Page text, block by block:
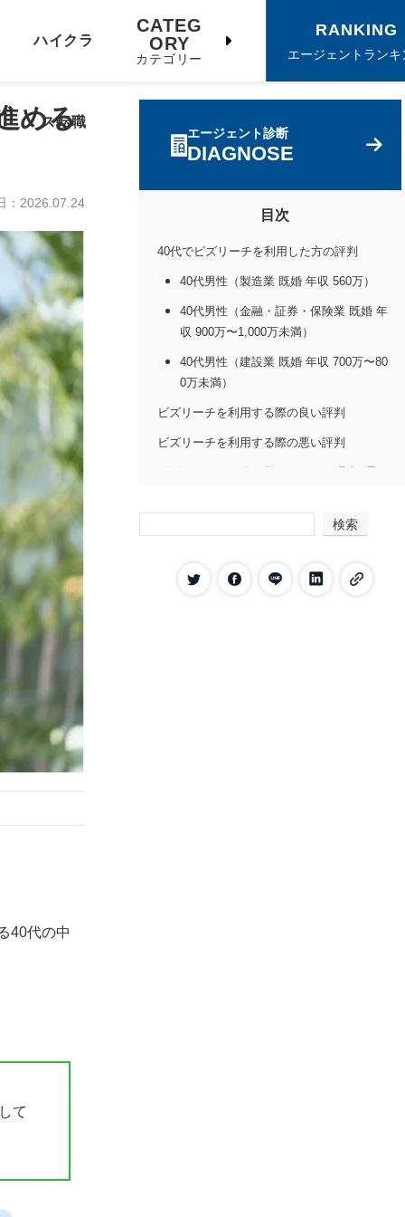
ハイクラ
ス転職
CATEG
ORY
カテゴリー
RANKING
エージェントランキ
める
： 2026.07.24
40代の中
て
エージェント診断
DIAGNOSE
目次
40代でビズリーチを利用した方の評判
40代男性（製造業 既婚 年収 560万）
40代男性（金融・証券・保険業 既婚 年
収 900万〜1,000万未満）
40代男性（建設業 既婚 年収 700万〜80
0万未満）
ビズリーチを利用する際の良い評判
ビズリーチを利用する際の悪い評判
るから
検索